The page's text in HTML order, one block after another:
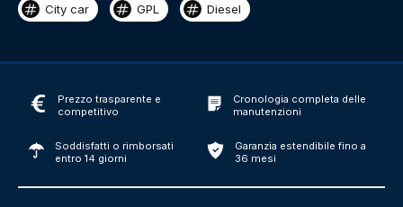
City car GPL Diesel
Prezzo trasparente e
competitivo
Cronologia completa delle
manutenzioni
Soddisfatti o rimborsati
entro 14 giorni
Garanzia estendibile fino a
36 mesi